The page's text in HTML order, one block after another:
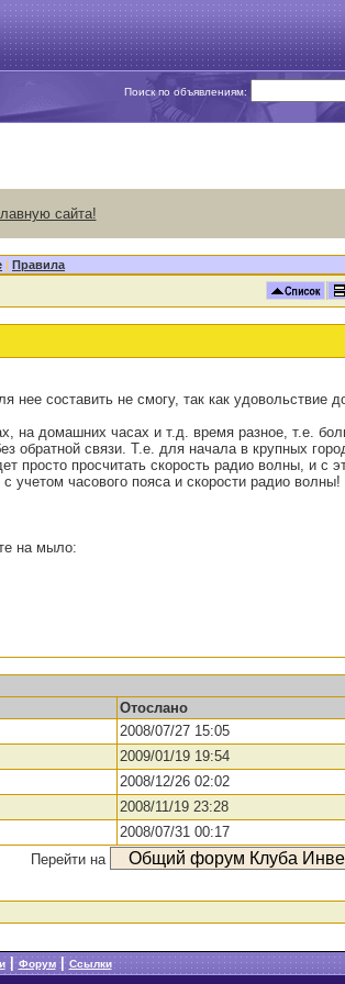
Поиск по объявлениям:
сайта!
| Правила
составить не смогу, так как удовольствие
на домашних часах и т.д. время разное, т.е.
обратной связи. Т.е. для начала в крупных
просто просчитать скорость радио волны, и с
учетом часового пояса и скорости радио волны!
на мыло:
Отослано
2008/07/27 15:05
2009/01/19 19:54
2008/12/26 02:02
2008/11/19 23:28
2008/07/31 00:17
Перейти на
|Форум| Ссылки